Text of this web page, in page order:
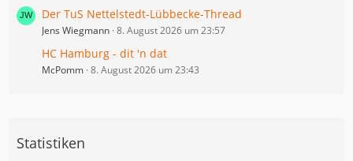
Der TuS Nettelstedt-Lübbecke-Thread
Jens Wiegmann 8. August 2026 um 23:57
HC Hamburg - dit 'n dat
McPomm 8. August 2026 um 23:43
Statistiken